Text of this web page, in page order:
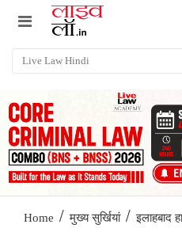
Home / मुख्य सुर्खियां / इलाहबाद